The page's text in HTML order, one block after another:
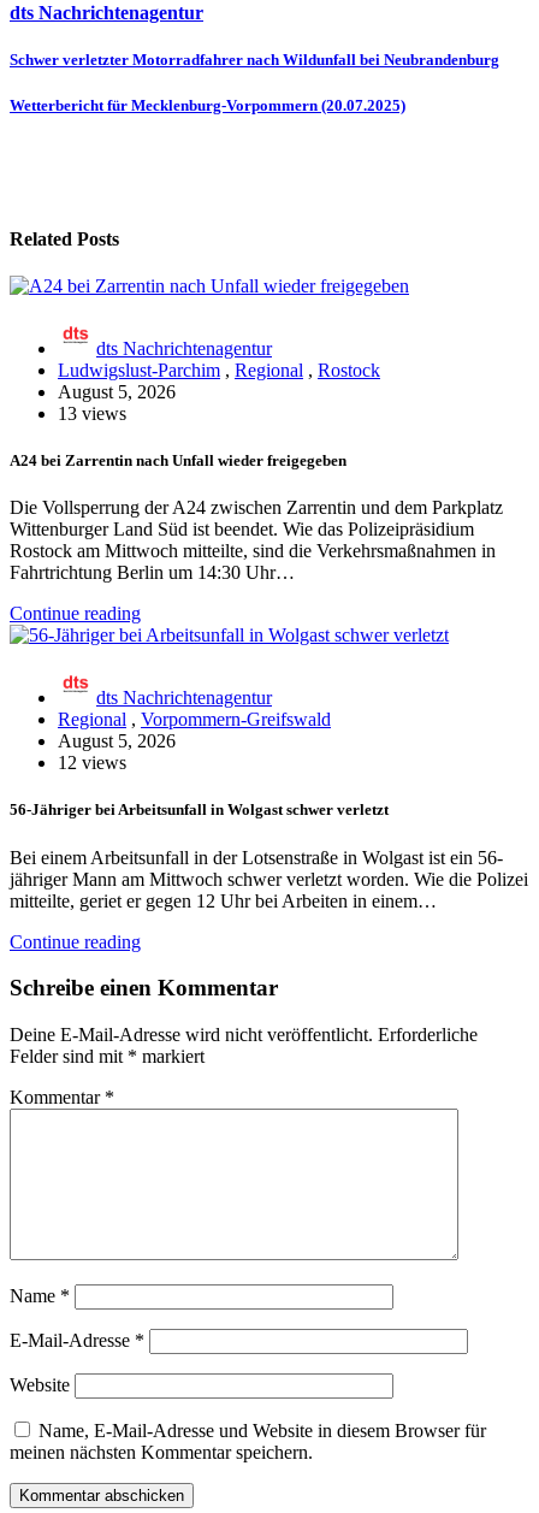
dts Nachrichtenagentur
Beitragsnavigation
Schwer verletzter Motorradfahrer nach Wildunfall bei Neubrandenburg
Wetterbericht für Mecklenburg-Vorpommern (20.07.2025)
Related Posts
dts Nachrichtenagentur
Ludwigslust-Parchim , Regional , Rostock
August 5, 2026
13 views
A24 bei Zarrentin nach Unfall wieder freigegeben
Die Vollsperrung der A24 zwischen Zarrentin und dem Parkplatz
Wittenburger Land Süd ist beendet. Wie das Polizeipräsidium
Rostock am Mittwoch mitteilte, sind die Verkehrsmaßnahmen in
Fahrtrichtung Berlin um 14:30 Uhr…
Continue reading
dts Nachrichtenagentur
Regional , Vorpommern-Greifswald
August 5, 2026
12 views
56-Jähriger bei Arbeitsunfall in Wolgast schwer verletzt
Bei einem Arbeitsunfall in der Lotsenstraße in Wolgast ist ein 56-
jähriger Mann am Mittwoch schwer verletzt worden. Wie die Polizei
mitteilte, geriet er gegen 12 Uhr bei Arbeiten in einem…
Continue reading
Schreibe einen Kommentar
Deine E-Mail-Adresse wird nicht veröffentlicht. Erforderliche
Felder sind mit * markiert
Kommentar *
Name *
E-Mail-Adresse *
Website
Name, E-Mail-Adresse und Website in diesem Browser für
meinen nächsten Kommentar speichern.